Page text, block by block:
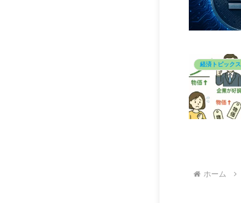
経済トピックス
ホーム